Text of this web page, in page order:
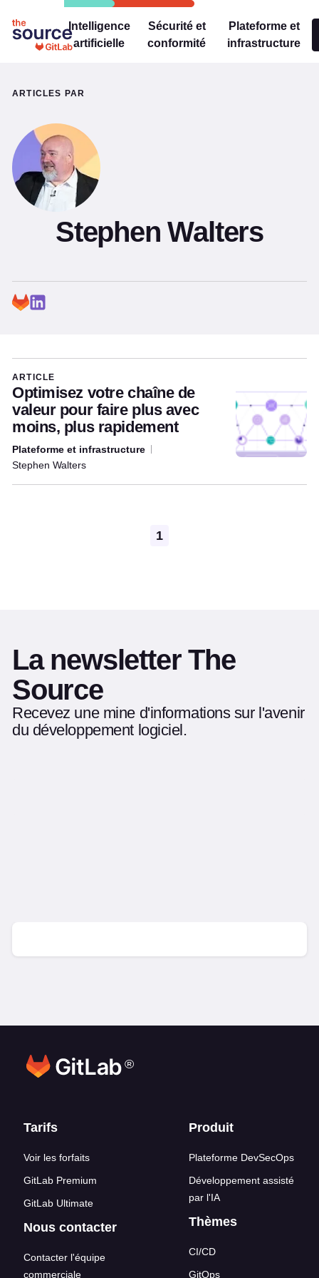
Intelligence
artificielle
Sécurité et
conformité
Plateforme et
infrastructure
ARTICLES PAR
Stephen Walters
Articles written by this author
ARTICLE
Optimisez votre chaîne de
valeur pour faire plus avec
moins, plus rapidement
Plateforme et infrastructure
Stephen Walters
Pagination
1
La newsletter The
Source
Recevez une mine d'informations sur l'avenir
du développement logiciel.
®
Liens en bas de page
Tarifs
Voir les forfaits
GitLab Premium
GitLab Ultimate
Nous contacter
Contacter l'équipe
commerciale
Produit
Plateforme DevSecOps
Développement assisté
par l'IA
Thèmes
CI/CD
GitOps